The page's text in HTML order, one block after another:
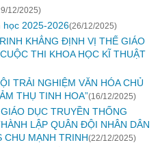
12/2025)
học 2025-2026(26/12/2025)
KHẲNG ĐỊNH VỊ THẾ GIÁO
THI KHOA HỌC KĨ THUẬT
TRẢI NGHIỆM VĂN HÓA CHỦ
THỤ TINH HOA”(16/12/2025)
DỤC TRUYỀN THỐNG
LẬP QUÂN ĐỘI NHÂN DÂN
MẠNH TRINH(22/12/2025)